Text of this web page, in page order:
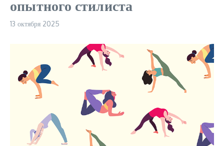
опытного стилиста
13 октября 2025